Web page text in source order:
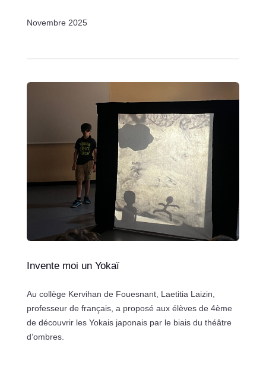
Novembre 2025
Invente moi un Yokaï
Au collège Kervihan de Fouesnant, Laetitia Laizin,
professeur de français, a proposé aux élèves de 4ème
de découvrir les Yokais japonais par le biais du théâtre
d’ombres.